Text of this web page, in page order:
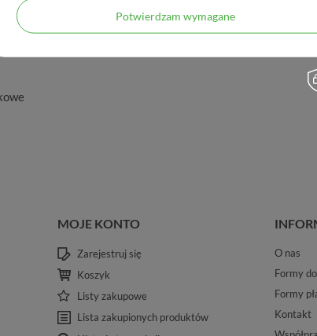
MOJE KONTO
Zarejestruj się
Koszyk
Listy zakupowe
Lista zakupionych produktów
O nas
Formy
Formy
Kontakt
Potwierdzam wymagane